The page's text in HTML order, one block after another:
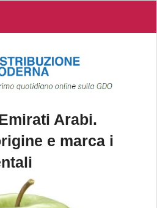
Arabi.
e marca i